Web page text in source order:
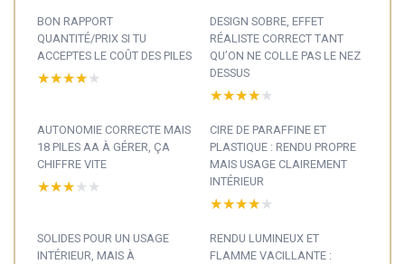
BON RAPPORT
QUANTITÉ/PRIX SI TU
ACCEPTES LE COÛT DES PILES
★★★★★
★★★★★
DESIGN SOBRE, EFFET
RÉALISTE CORRECT TANT
QU’ON NE COLLE PAS LE NEZ
DESSUS
★★★★★
★★★★★
AUTONOMIE CORRECTE MAIS
18 PILES AA À GÉRER, ÇA
CHIFFRE VITE
★★★★★
★★★★★
CIRE DE PARAFFINE ET
PLASTIQUE : RENDU PROPRE
MAIS USAGE CLAIREMENT
INTÉRIEUR
★★★★★
★★★★★
SOLIDES POUR UN USAGE
INTÉRIEUR, MAIS À
RENDU LUMINEUX ET
FLAMME VACILLANTE :